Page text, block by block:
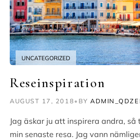
UNCATEGORIZED
Reseinspiration
AUGUST 17, 2018• BY
Jag äskar ju att inspirera andra, så
min senaste resa. Jag vann